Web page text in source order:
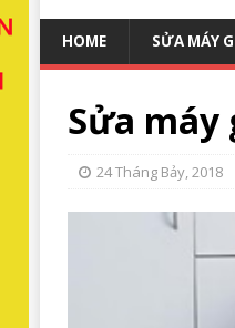
HOME SỬA MÁY
Sửa máy
24 Tháng Bảy, 2018